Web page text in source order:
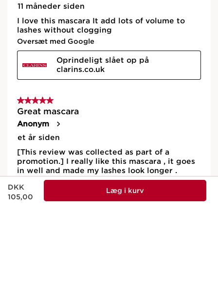
DKK
105,00
Læg i kurv